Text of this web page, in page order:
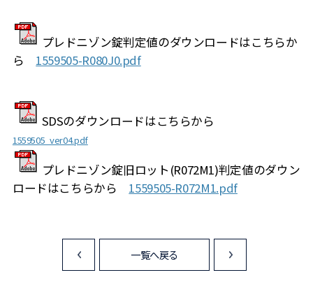
プレドニゾン錠判定値のダウンロードはこちらか
ら 1559505-R080J0.pdf
SDSのダウンロードはこちらから
1559505_ver04.pdf
プレドニゾン錠旧ロット(R072M1)判定値のダウン
ロードはこちらから 1559505-R072M1.pdf
<
一覧へ戻る